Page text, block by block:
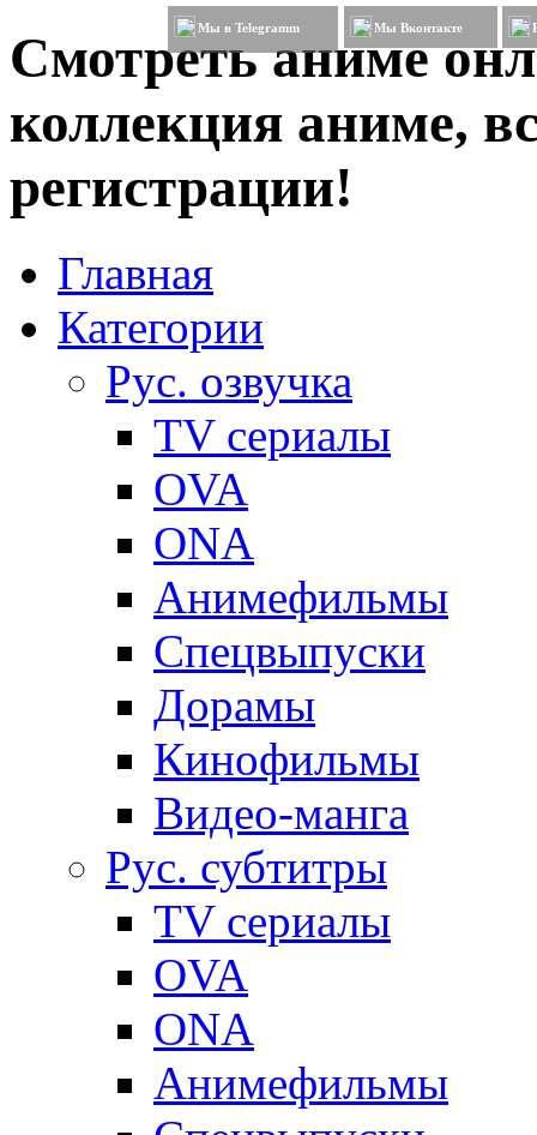
Смотреть аниме
коллекция аниме,
регистрации!
Мы в Telegramm Мы Вконтакте
Главная
Категории
Рус. озвучка
TV сериалы
OVA
ONA
Анимефильмы
Спецвыпуски
Дорамы
Кинофильмы
Видео-манга
Рус. субтитры
TV сериалы
OVA
ONA
Анимефильмы